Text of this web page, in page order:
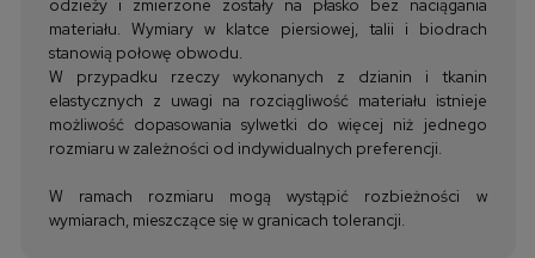
odzieży i zmierzone zostały na płasko bez naciągania
materiału. Wymiary w klatce piersiowej, talii i biodrach
stanowią połowę obwodu.
W przypadku rzeczy wykonanych z dzianin i tkanin
elastycznych z uwagi na rozciągliwość materiału istnieje
możliwość dopasowania sylwetki do więcej niż jednego
rozmiaru w zależności od indywidualnych preferencji.
W ramach rozmiaru mogą wystąpić rozbieżności w
wymiarach, mieszczące się w granicach tolerancji.